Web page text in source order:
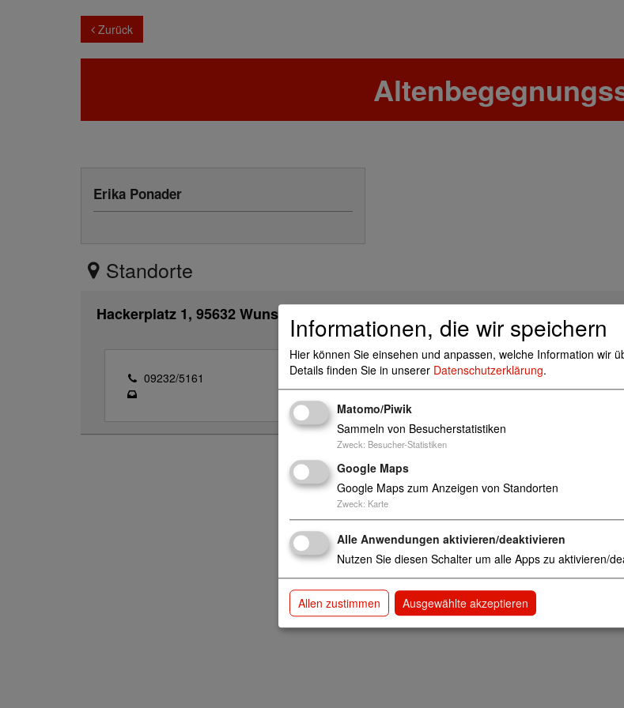
Zurück
Erika Ponader
Standorte
Hackerplatz 1, 95632 Wunsiedel
09232/5161 Seniorenbegegnungsstätten/
Informationen, die wir speichern
Hier können Sie einsehen und anpassen, welche Information wir
Details finden Sie in unserer Datenschutzerklärung.
Matomo/Piwik
Sammeln von Besucherstatistiken
Zweck: Besucher-Statistiken
Google Maps
Google Maps zum Anzeigen von Standorten
Zweck: Karte
Alle Anwendungen aktivieren/deaktivieren
Nutzen Sie diesen Schalter um alle Apps zu aktivieren/
Allen zustimmen Ausgewählte akzeptieren